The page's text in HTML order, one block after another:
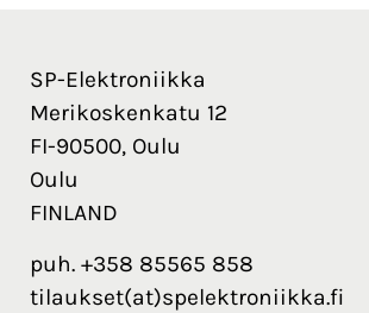
SP-Elektroniikka
Merikoskenkatu 12
FI-90500, Oulu
Oulu
FINLAND
puh. +358 85565 858
tilaukset(at)spelektroniikka.fi